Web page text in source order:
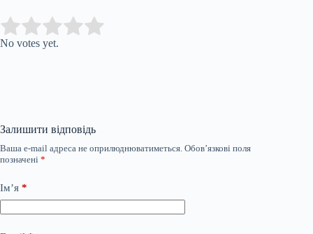
Rate this item:
No votes yet.
Залишити відповідь
Ваша e-mail адреса не оприлюднюватиметься. Обов’язкові поля
позначені *
Ім’я *